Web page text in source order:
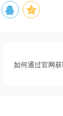
如何通过官网